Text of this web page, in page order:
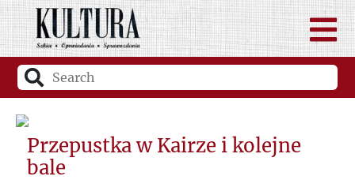
Przepustka w Kairze i kolejne
bale